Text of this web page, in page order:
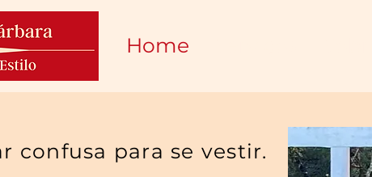
Home
confusa para se vestir.